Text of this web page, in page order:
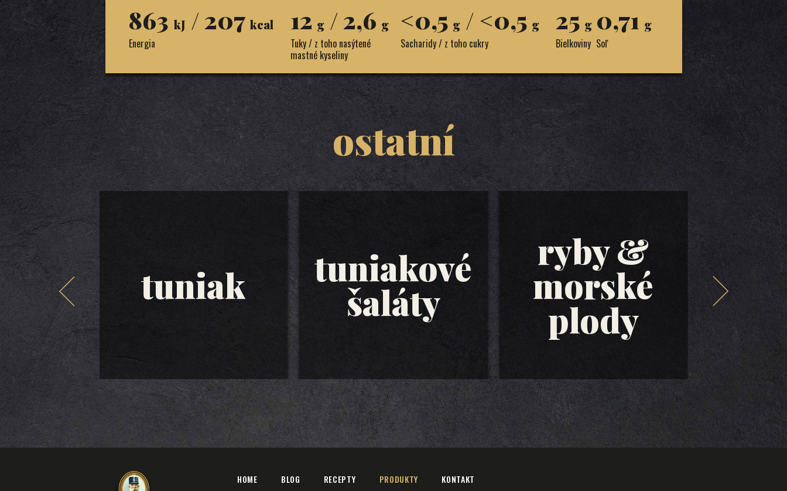
863 kJ / 207 kcal
Energia
12 g/ 2,6 g
Tuky / z toho nasýtené
mastné kyseliny
<0,5 g/ <0,5 g
Sacharidy / z toho cukry
25 g
Bielkoviny
0,71 g
Soľ
ostatní
tuniak tuniakové
šaláty
ryby &
morské
plody
HOME BLOG RECEPTY PRODUKTY KONTAKT